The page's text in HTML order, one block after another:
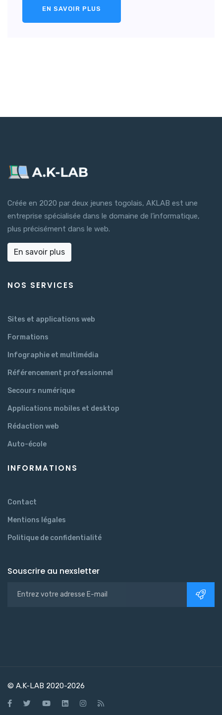
EN SAVOIR PLUS
Créée en 2020 par deux jeunes togolais, AKLAB est une
entreprise spécialisée dans le domaine de l’informatique,
plus précisément dans le web.
En savoir plus
NOS SERVICES
Sites et applications web
Formations
Infographie et multimédia
Référencement professionnel
Secours numérique
Applications mobiles et desktop
Rédaction web
Auto-école
INFORMATIONS
Contact
Mentions légales
Politique de confidentialité
Souscrire au nexsletter
© A.K-LAB 2020-2026